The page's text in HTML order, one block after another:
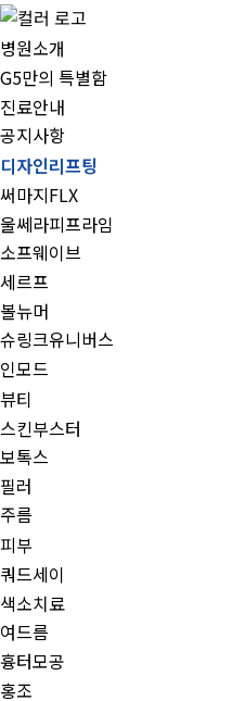
병원소개
G5만의 특별함
진료안내
공지사항
디자인리프팅
써마지FLX
울쎄라피프라임
소프웨이브
세르프
볼뉴머
슈링크유니버스
인모드
뷰티
스킨부스터
보톡스
필러
주름
피부
쿼드세이
색소치료
여드름
흉터모공
홍조